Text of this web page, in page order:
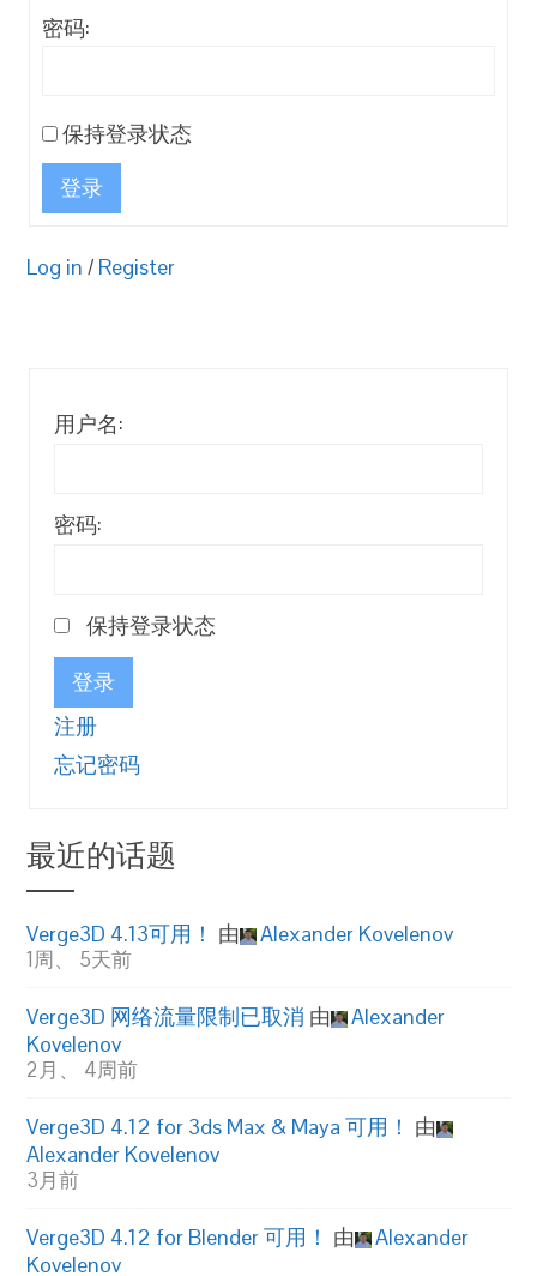
密码:
保持登录状态
登录
Log in / Register
用户名:
密码:
保持登录状态
登录
注册
忘记密码
最近的话题
Verge3D 4.13可用！ 由 Alexander Kovelenov
1周、 5天前
Verge3D 网络流量限制已取消 由
Alexander
Kovelenov
2月、 4周前
Verge3D 4.12 for 3ds Max & Maya 可用！ 由
Alexander Kovelenov
3月前
Verge3D 4.12 for Blender 可用！ 由
Alexander
Kovelenov